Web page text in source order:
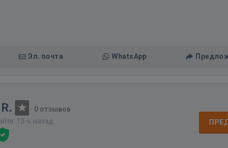
Эл. почта WhatsApp
· 0 отзывов
13 ч. назад